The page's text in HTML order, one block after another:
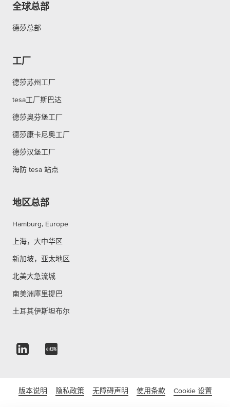
全球总部
德莎总部
工厂
德莎苏州工厂
tesa工厂斯巴达
德莎奥芬堡工厂
德莎康卡尼奥工厂
德莎汉堡工厂
海防 tesa 站点
地区总部
Hamburg, Europe
上海，大中华区
新加坡，亚太地区
北美大急流城
南美洲庫里提巴
土耳其伊斯坦布尔
版本说明 隐私政策 无障碍声明 使用条款 Cookie 设置